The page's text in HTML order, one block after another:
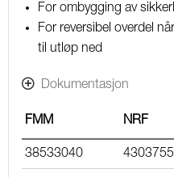
For ombygging av
For reversibel overdel
til utløp ned
Dokumentasjon
FMM NRF
38533040 4303755